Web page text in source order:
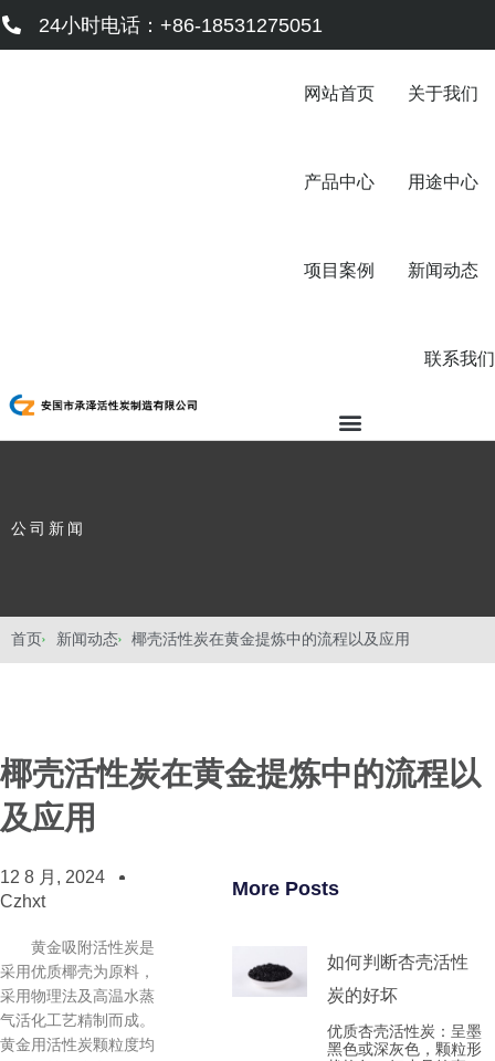
至
24小时电话：+86-18531275051
网站首页 关于我们
产品中心 用途中心
项目案例 新闻动态
联系我们
公司新闻
首页 新闻动态 椰壳活性炭在黄金提炼中的流程以及应用
椰壳活性炭在黄金提炼中的流程以
及应用
12 8 月, 2024
Czhxt
黄金吸附活性炭是
采用优质椰壳为原料，
采用物理法及高温水蒸
气活化工艺精制而成。
黄金用活性炭颗粒度均
More Posts
如何判断杏壳活性
炭的好坏
优质杏壳活性炭‌：呈墨
黑色或深灰色，颗粒形